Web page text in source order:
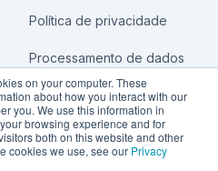
on your computer. These
about how you interact with our
you. We use this information in
browsing experience and for
both on this website and other
cookies we use, see our Privacy
Política de privacidade
Processamento de dados
Outras políticas